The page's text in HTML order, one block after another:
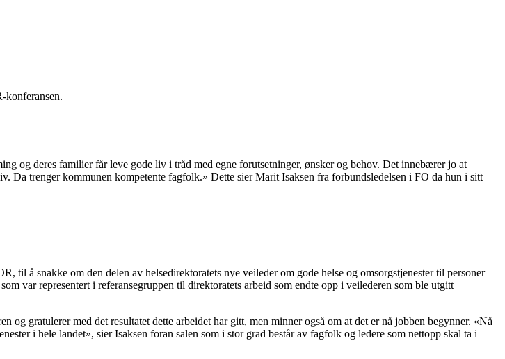
konferansen.
og deres familier får leve gode liv i tråd med egne forutsetninger, ønsker og behov. Det innebærer jo at
Da trenger kommunen kompetente fagfolk.» Dette sier Marit Isaksen fra forbundsledelsen i FO da hun i sitt
til å snakke om den delen av helsedirektoratets nye veileder om gode helse og omsorgstjenester til personer
var representert i referansegruppen til direktoratets arbeid som endte opp i veilederen som ble utgitt
og gratulerer med det resultatet dette arbeidet har gitt, men minner også om at det er nå jobben begynner. «Nå
i hele landet», sier Isaksen foran salen som i stor grad består av fagfolk og ledere som nettopp skal ta i